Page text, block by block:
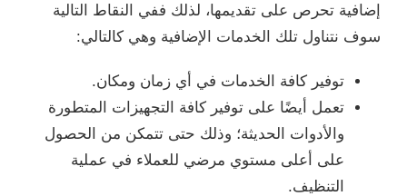
إضافية تحرص على تقديمها، لذلك ففي النقاط التالية
سوف نتناول تلك الخدمات الإضافية وهي كالتالي:
توفير كافة الخدمات في أي زمان ومكان.
تعمل أيضًا على توفير كافة التجهيزات المتطورة
والأدوات الحديثة؛ وذلك حتى تتمكن من الحصول
على أعلى مستوي مرضي للعملاء في عملية
التنظيف.